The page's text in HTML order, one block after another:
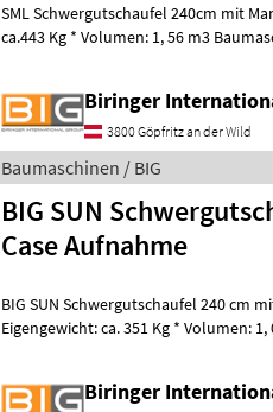
SML Schwergutschaufel 240cm mit
ca.443 Kg * Volumen: 1, 56 m3
Biringer
3800 Göpfritz an der Wild
Baumaschinen / BIG
BIG SUN
Case Aufnahme
BIG SUN Schwergutschaufel 240 cm
Eigengewicht: ca. 351 Kg * Volumen:
Biringer